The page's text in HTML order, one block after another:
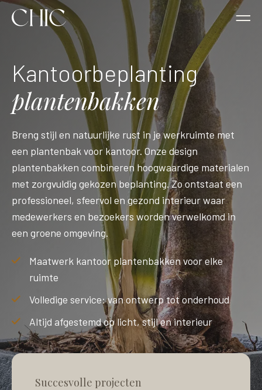
Interieurbeplanting
Kantoorbeplanting
Projecten
Werkwijze
Over ons
Contact
Plan jouw kennismaking
Interieurbeplanting
Interieurbeplanting bij Chic
Luxe kamerplanten
Planten op stam
Interieurbeplanting projecten
Kantoorbeplanting
Kantoorbeplanting bij Chic
Kantoor hangplanten
Kantoorplanten
kantoor bomen
Over ons
Projecten
Werkwijze
Contact
Kantoorbeplanting
plantenbakken
Breng stijl en natuurlijke rust in je werkruimte met
een plantenbak voor kantoor. Onze design
plantenbakken combineren hoogwaardige materialen
met zorgvuldig gekozen beplanting. Zo ontstaat een
professioneel, sfeervol en gezond interieur waar
medewerkers en bezoekers worden verwelkomd in
een groene omgeving.
Maatwerk kantoor plantenbakken voor elke
ruimte
Volledige service: van ontwerp tot onderhoud
Altijd afgestemd op licht, stijl en interieur
Succesvolle projecten